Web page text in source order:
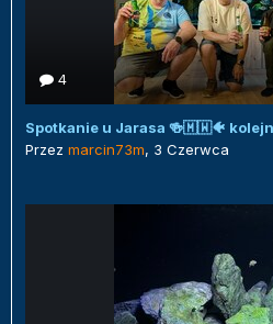
4
Spotkanie u Jarasa 🍻🇲🇼🐠
Przez marcin73m, 3 Czerwca